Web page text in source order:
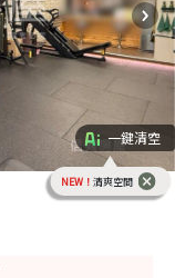
一鍵清空
NEW！ 清爽空間